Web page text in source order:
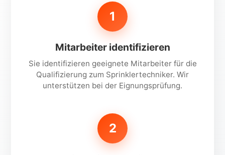
1
Mitarbeiter identifizieren
Sie identifizieren geeignete Mitarbeiter für die
Qualifizierung zum Sprinklertechniker. Wir
unterstützen bei der Eignungsprüfung.
2